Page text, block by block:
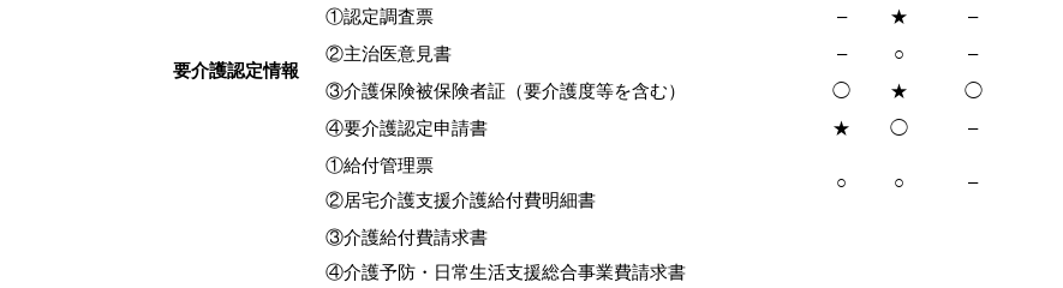
要介護認定情報
①認定調査票 – ★ –
②主治医意見書
– ○ –
③介護保険被保険者証（要介護度等を含む）
◯ ★ ◯
④要介護認定申請書
★ ◯ –
①給付管理票
②居宅介護支援介護給付費明細書
○ ○ –
③介護給付費請求書
④介護予防・日常生活支援総合事業費請求書